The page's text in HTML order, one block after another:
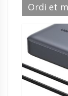
Ordi et